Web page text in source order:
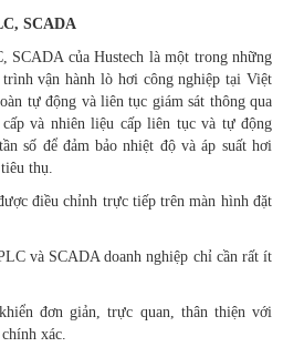
SCADA
SCADA của Hustech là một trong những
vận hành lò hơi công nghiệp tại Việt
tự động và liên tục giám sát thông qua
và nhiên liệu cấp liên tục và tự động
số để đảm bảo nhiệt độ và áp suất hơi
thụ.
điều chỉnh trực tiếp trên màn hình đặt
và SCADA doanh nghiệp chỉ cần rất ít
đơn giản, trực quan, thân thiện với
xác.